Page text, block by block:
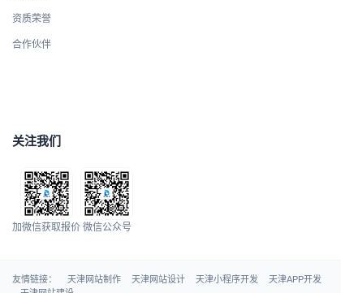
资质荣誉
合作伙伴
关注我们
加微信获取报价 微信公众号
友情链接： 天津网站制作 天津网站设计 天津小程序开发
天津APP开发